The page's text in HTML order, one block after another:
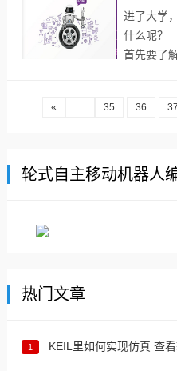
进了大学
什么呢
首先要了
程及其自
« ... 35 36 37
轮式自主移动机器人
热门文章
1 KEIL里如何实现仿真 查